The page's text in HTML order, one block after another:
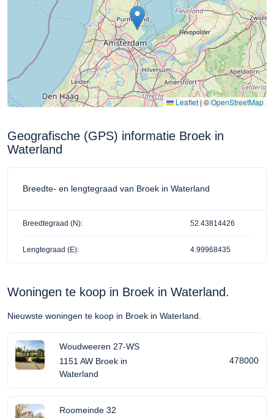
Leaflet|©OpenStreetMap
Geografische (GPS) informatie Broek in
Waterland
Breedte- en lengtegraad van Broek in Waterland
Breedtegraad (N): 52.43814426
Lengtegraad (E): 4.99968435
Woningen te koop in Broek in Waterland.
Nieuwste woningen te koop in Broek in Waterland.
Woudweeren 27-WS
1151 AW Broek in
Waterland
478000
Roomeinde 32